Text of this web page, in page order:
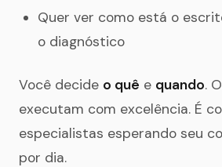
Quer ver como está o
o diagnóstico
Você decide o quê e quando.
executam com excelência. É
especialistas esperando seu
por dia.